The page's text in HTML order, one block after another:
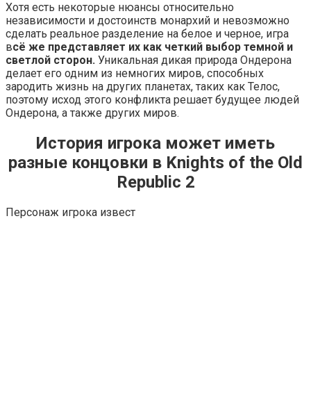
Хотя есть некоторые нюансы относительно
независимости и достоинств монархий и невозможно
сделать реальное разделение на белое и черное, игра
всё же представляет их как четкий выбор темной и
светлой сторон. Уникальная дикая природа Ондерона
делает его одним из немногих миров, способных
зародить жизнь на других планетах, таких как Телос,
поэтому исход этого конфликта решает будущее людей
Ондерона, а также других миров.
История игрока может иметь
разные концовки в Knights of the Old
Republic 2
Персонаж игрока извест